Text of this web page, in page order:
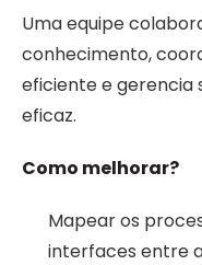
Uma equipe
conhecimento,
eficiente e gerencia
eficaz.
Como melhorar?
Mapear os
interfaces entre